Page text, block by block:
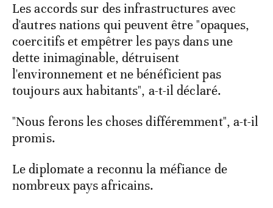
Les accords sur des infrastructures avec
d'autres nations qui peuvent être "opaques,
coercitifs et empêtrer les pays dans une
dette inimaginable, détruisent
l'environnement et ne bénéficient pas
toujours aux habitants", a-t-il déclaré.
"Nous ferons les choses différemment", a-t-il
promis.
Le diplomate a reconnu la méfiance de
nombreux pays africains.